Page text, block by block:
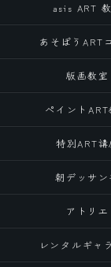
asis ART
あそぼうART
版画教室
ペイントART
特別ART講
朝デッサン
アトリエ
レンタルギャ